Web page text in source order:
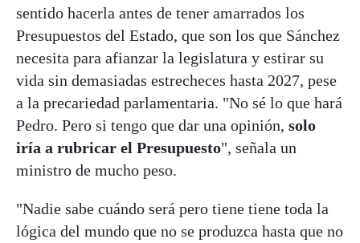
sentido hacerla antes de tener amarrados los
Presupuestos del Estado, que son los que Sánchez
necesita para afianzar la legislatura y estirar su
vida sin demasiadas estrecheces hasta 2027, pese
a la precariedad parlamentaria. "No sé lo que hará
Pedro. Pero si tengo que dar una opinión, solo
iría a rubricar el Presupuesto", señala un
ministro de mucho peso.
"Nadie sabe cuándo será pero tiene tiene toda la
lógica del mundo que no se produzca hasta que no